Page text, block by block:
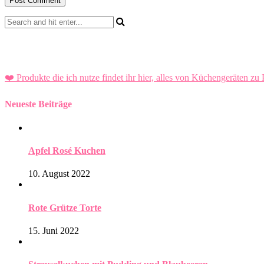
❤️ Produkte die ich nutze findet ihr hier, alles von Küchengeräten zu
Neueste Beiträge
Apfel Rosé Kuchen
10. August 2022
Rote Grütze Torte
15. Juni 2022